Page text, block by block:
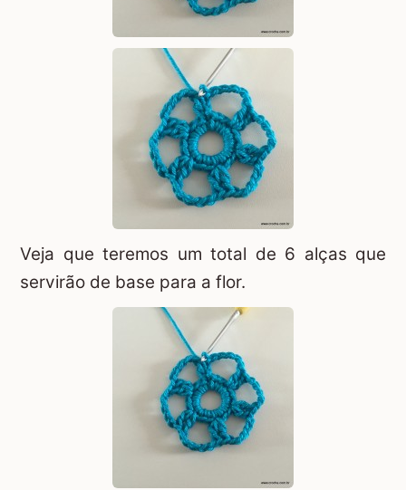
Veja que teremos um total de 6 alças que
servirão de base para a flor.